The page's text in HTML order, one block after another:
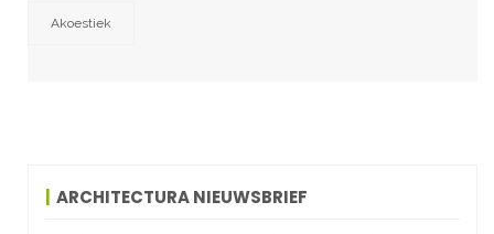
Akoestiek
ARCHITECTURA NIEUWSBRIEF